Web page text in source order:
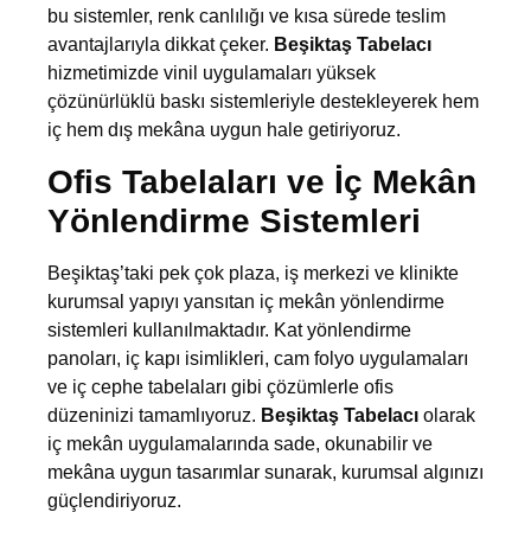
bu sistemler, renk canlılığı ve kısa sürede teslim
avantajlarıyla dikkat çeker. Beşiktaş Tabelacı
hizmetimizde vinil uygulamaları yüksek
çözünürlüklü baskı sistemleriyle destekleyerek hem
iç hem dış mekâna uygun hale getiriyoruz.
Ofis Tabelaları ve İç Mekân
Yönlendirme Sistemleri
Beşiktaş’taki pek çok plaza, iş merkezi ve klinikte
kurumsal yapıyı yansıtan iç mekân yönlendirme
sistemleri kullanılmaktadır. Kat yönlendirme
panoları, iç kapı isimlikleri, cam folyo uygulamaları
ve iç cephe tabelaları gibi çözümlerle ofis
düzeninizi tamamlıyoruz. Beşiktaş Tabelacı olarak
iç mekân uygulamalarında sade, okunabilir ve
mekâna uygun tasarımlar sunarak, kurumsal algınızı
güçlendiriyoruz.